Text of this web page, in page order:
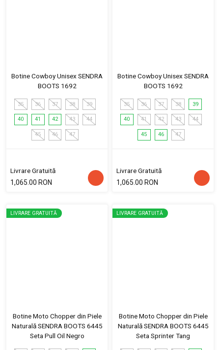
Botine Cowboy Unisex SENDRA
BOOTS 1692
35 36 37 38 39
40 41 42 43 44
45 46 47
Livrare Gratuită
1,065.00 RON
Botine Cowboy Unisex SENDRA
BOOTS 1692
35 36 37 38 39
40 41 42 43 44
45 46 47
Livrare Gratuită
1,065.00 RON
LIVRARE GRATUITĂ
Botine Moto Chopper din Piele
Naturală SENDRA BOOTS 6445
Seta Pull Oil Negro
LIVRARE GRATUITĂ
Botine Moto Chopper din Piele
Naturală SENDRA BOOTS 6445
Seta Sprinter Tang